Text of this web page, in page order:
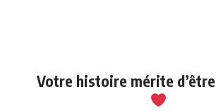
Votre histoire mérite